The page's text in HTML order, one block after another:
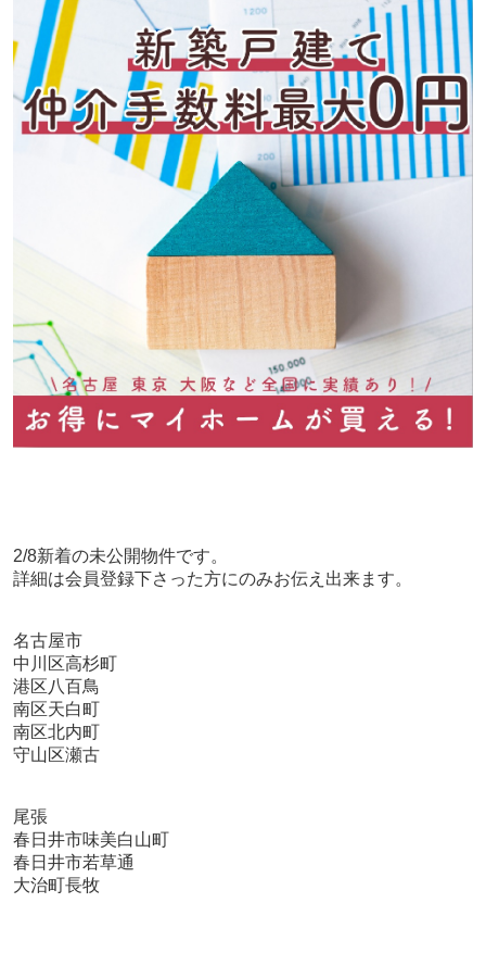
2/8新着の未公開物件です。
詳細は会員登録下さった方にのみお伝え出来ます。
名古屋市
中川区高杉町
港区八百鳥
南区天白町
南区北内町
守山区瀬古
尾張
春日井市味美白山町
春日井市若草通
大治町長牧